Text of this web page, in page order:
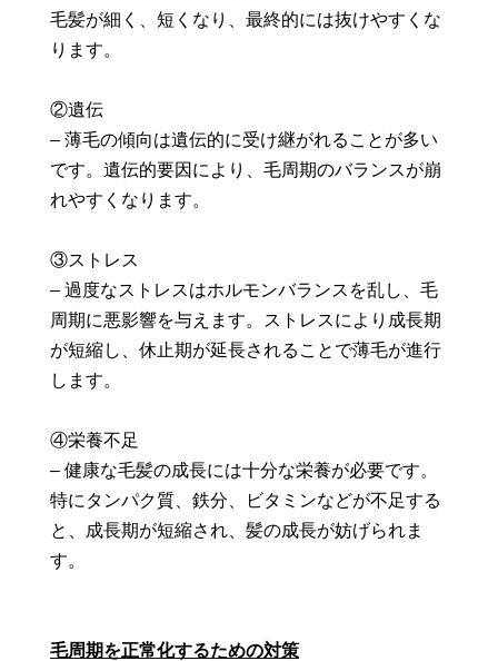
毛髪が細く、短くなり、最終的には抜けやすくな
ります。
②遺伝
– 薄毛の傾向は遺伝的に受け継がれることが多い
です。遺伝的要因により、毛周期のバランスが崩
れやすくなります。
③ストレス
– 過度なストレスはホルモンバランスを乱し、毛
周期に悪影響を与えます。ストレスにより成長期
が短縮し、休止期が延長されることで薄毛が進行
します。
④栄養不足
– 健康な毛髪の成長には十分な栄養が必要です。
特にタンパク質、鉄分、ビタミンなどが不足する
と、成長期が短縮され、髪の成長が妨げられま
す。
毛周期を正常化するための対策